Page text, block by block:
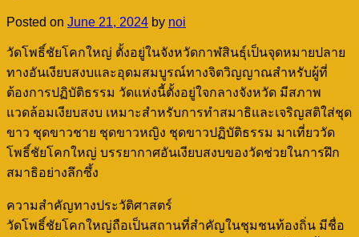
Posted on June 21, 2024 by noi
วัดโพธิ์ชัยโคกใหญ่ ตั้งอยู่ในจังหวัดกาฬสินธุ์เป็นจุดหมายปลาย
ทางอันเงียบสงบและอุดมสมบูรณ์ทางจิตวิญญาณสำหรับผู้ที่
ต้องการปฏิบัติธรรม วัดแห่งนี้ตั้งอยู่ใจกลางจังหวัด มีสภาพ
แวดล้อมเงียบสงบ เหมาะสำหรับการทำสมาธิและเจริญสติใส่ชุด
ขาว ชุดขาวชาย ชุดขาวหญิง ชุดขาวปฏิบัติธรรม มาเที่ยววัด
โพธิ์ชัยโคกใหญ่ บรรยากาศอันเงียบสงบของวัดช่วยในการฝึก
สมาธิอย่างลึกซึ้ง
ความสำคัญทางประวัติศาสตร์
วัดโพธิ์ชัยโคกใหญ่ถือเป็นสถานที่สำคัญในชุมชนท้องถิ่น มีชื่อ